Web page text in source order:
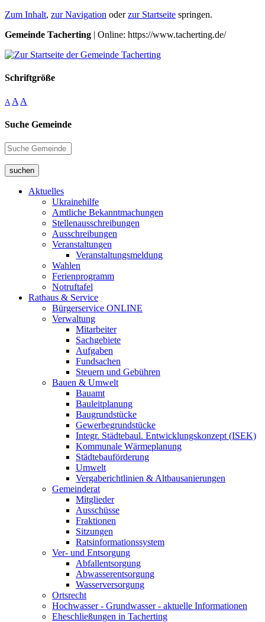
Zum Inhalt, zur Navigation oderzur Startseite springen.
Gemeinde Tacherting | Online: https://www.tacherting.de/
Schriftgröße
A A A
Suche Gemeinde
suchen
Aktuelles
Ukrainehilfe
Amtliche Bekanntmachungen
Stellenausschreibungen
Ausschreibungen
Veranstaltungen
Veranstaltungsmeldung
Wahlen
Ferienprogramm
Notruftafel
Rathaus & Service
Bürgerservice ONLINE
Verwaltung
Mitarbeiter
Sachgebiete
Aufgaben
Fundsachen
Steuern und Gebühren
Bauen & Umwelt
Bauamt
Bauleitplanung
Baugrundstücke
Gewerbegrundstücke
Integr. Städtebaul. Entwicklungskonzept (ISEK)
Kommunale Wärmeplanung
Städtebauförderung
Umwelt
Vergaberichtlinien & Altbausanierungen
Gemeinderat
Mitglieder
Ausschüsse
Fraktionen
Sitzungen
Ratsinformationssystem
Ver- und Entsorgung
Abfallentsorgung
Abwasserentsorgung
Wasserversorgung
Ortsrecht
Hochwasser - Grundwasser - aktuelle Informationen
Eheschließungen in Tacherting